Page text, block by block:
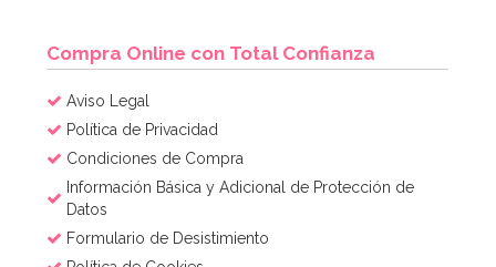
AÑADIR
Compra Online con Total Confianza
Aviso Legal
Política de Privacidad
Condiciones de Compra
Información Básica y Adicional de Protección de
Datos
Formulario de Desistimiento